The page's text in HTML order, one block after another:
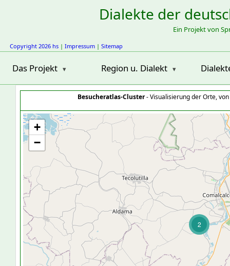
Dialekte der
Ein Projekt von
Copyright 2026 hs | Impressum | Sitemap
Das Projekt Region u. Dialekt
Besucheratlas-Cluster- Visualisierung der Orte,
2
+
−